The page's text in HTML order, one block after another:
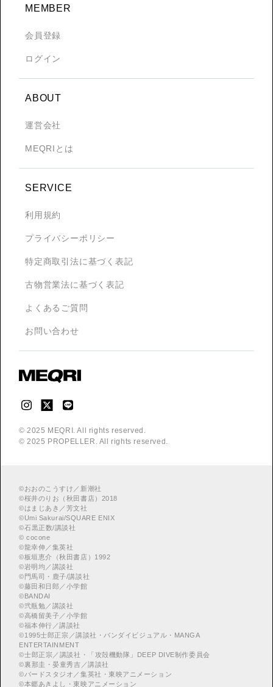
© 2025 MEQRI. All rights reserved.
© 2025 PROPELLER. All rights reserved.
MEMBER
会員登録
ログイン
ABOUT
運営会社
MEQRIとは
SERVICE
利用規約
プライバシーポリシー
特定商取引法に基づく表記
古物営業法に基づく表記
よくあるご質問
お問い合わせ
©おおのこうすけ／新潮社
©桜井のりお（秋田書店）2018
©はまじあき／芳文社
©Umi Sakurai/SQUARE ENIX
©︎石黒正数/講談社
© cocone
©龍幸伸／集英社
©板垣恵介（秋田書店）1992
©岩明均／講談社
©門馬司・鹿子/講談社
©藤田和日郎／小学館
©BANDAI
©弐瓶勉／講談社
©高橋留美子／小学館
©福本伸行／講談社
©︎1995士郎正宗／講談社・バンダイビジュアル・MANGA
ENTERTAINMENT
©︎士郎正宗／講談社・「攻殻機動隊」DEEP DIVE制作委員会
©︎裏那圭・晏童秀吉／講談社
©バードスタジオ／集英社・東映アニメーション
©本郷あきよし・東映アニメーション